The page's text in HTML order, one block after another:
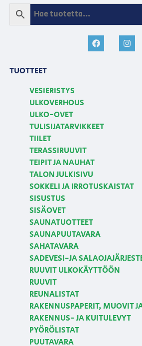
TUOTTEET
VESIERISTYS
ULKOVERHOUS
ULKO-OVET
TULISIJATARVIKKEET
TIILET
TERASSIRUUVIT
TEIPIT JA NAUHAT
TALON JULKISIVU
SOKKELI JA IRROTUSKAISTAT
SISUSTUS
SISÄOVET
SAUNATUOTTEET
SAUNAPUUTAVARA
SAHATAVARA
SADEVESI-JA
RUUVIT ULKOKÄYTTÖÖN
RUUVIT
REUNALISTAT
RAKENNUSPAPERIT, MUOVIT
RAKENNUS- JA KUITULEVYT
PYÖRÖLISTAT
PUUTAVARA